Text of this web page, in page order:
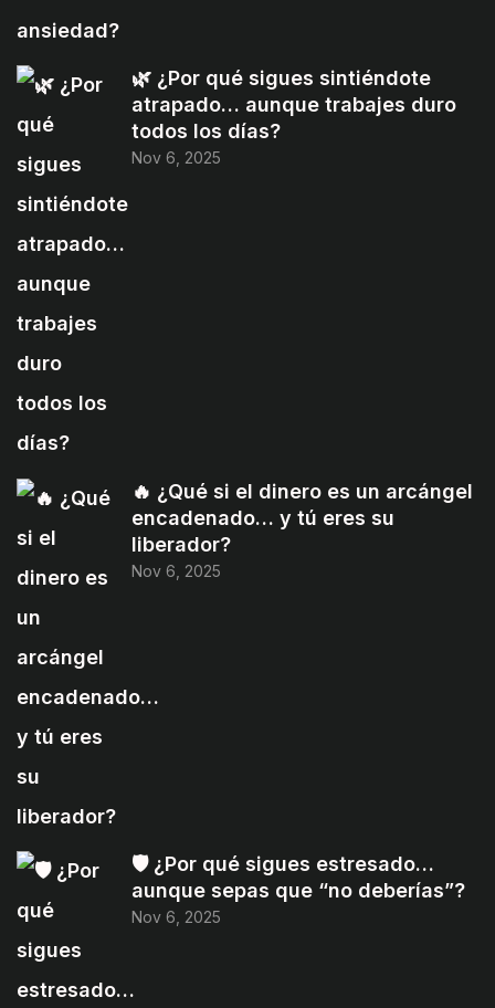
🌿 ¿Por qué sigues sintiéndote
atrapado… aunque trabajes duro
todos los días?
Nov 6, 2025
🔥 ¿Qué si el dinero es un arcángel
encadenado… y tú eres su
liberador?
Nov 6, 2025
🛡️ ¿Por qué sigues estresado…
aunque sepas que “no deberías”?
Nov 6, 2025